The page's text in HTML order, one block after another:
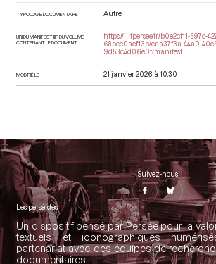
TYPOLOGIE DOCUMENTAIRE Autre
URI DU MANIFEST IIIF DU VOLUME
CONTENANT LE DOCUMENT
https://iiif.persee.fr/b0e2cf11-597c-
68bcc0acf13b/caa37f3a-44a0-
9d53c4d06e0f/manifest
MODIFIÉ LE 21 janvier 2026 à 10:30
Suivez-nous
Les perséides
Un dispositif pensé par Persée pour la
textuels et iconographiques
partenariat avec des équipes de
documentaires.